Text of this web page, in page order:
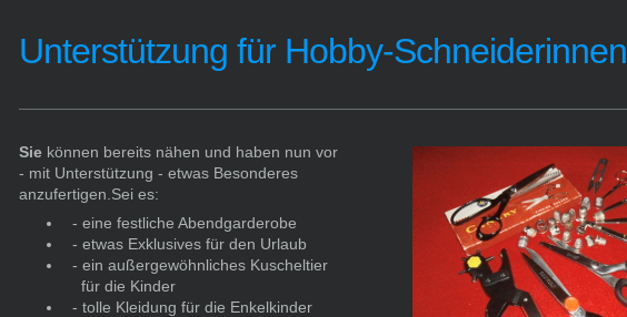
Unterstützung für Hobby-Schneiderinnen
Siekönnen bereits nähen und haben nun vor
- mit Unterstützung - etwas Besonderes
anzufertigen.Sei es:
- eine festliche Abendgarderobe
- etwas Exklusives für den Urlaub
- ein außergewöhnliches Kuscheltier
für die Kinder
- tolle Kleidung für die Enkelkinder